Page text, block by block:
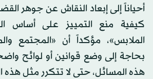
أحياناً إلى إبعاد النقاش عن جوهر
كيفية منع التمييز على أساس
الملابس»، مؤكداً أن «المجتمع
بحاجة إلى وضع قوانين أو لوائح
هذه المسائل، حتى لا تتكرر مثل هذه